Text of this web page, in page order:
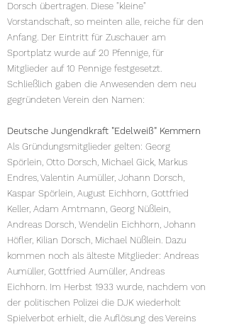
Dorsch übertragen. Diese "kleine"
Vorstandschaft, so meinten alle, reiche für den
Anfang. Der Eintritt für Zuschauer am
Sportplatz wurde auf 20 Pfennige, für
Mitglieder auf 10 Pennige festgesetzt.
Schließlich gaben die Anwesenden dem neu
gegründeten Verein den Namen:
Deutsche Jungendkraft "Edelweiß" Kemmern
Als Gründungsmitglieder gelten: Georg
Spörlein, Otto Dorsch, Michael Gick, Markus
Endres, Valentin Aumüller, Johann Dorsch,
Kaspar Spörlein, August Eichhorn, Gottfried
Keller, Adam Amtmann, Georg Nüßlein,
Andreas Dorsch, Wendelin Eichhorn, Johann
Höfler, Kilian Dorsch, Michael Nüßlein. Dazu
kommen noch als älteste Mitglieder: Andreas
Aumüller, Gottfried Aumüller, Andreas
Eichhorn. Im Herbst 1933 wurde, nachdem von
der politischen Polizei die DJK wiederholt
Spielverbot erhielt, die Auflösung des Vereins